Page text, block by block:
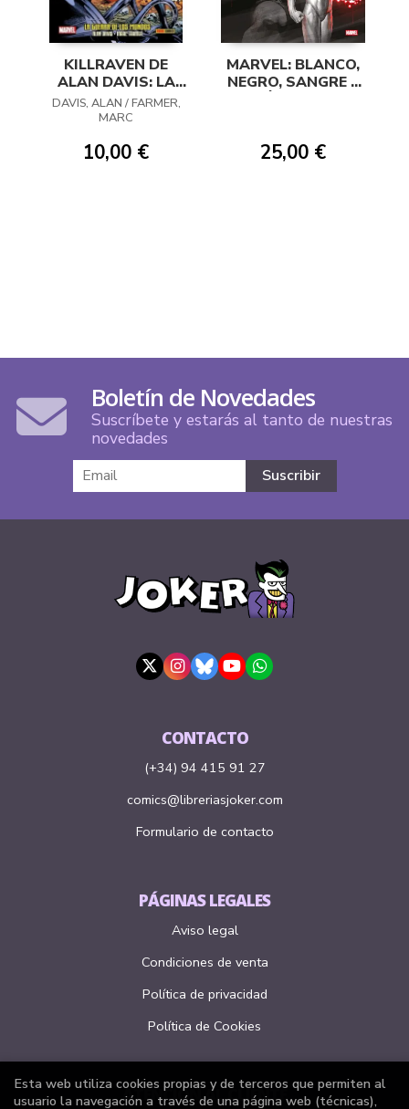
KILLRAVEN DE
ALAN DAVIS: LA
GUERRA DE LOS
MUNDOS
DAVIS, ALAN / FARMER,
MARC
10,00 €
MARVEL: BLANCO,
NEGRO, SANGRE Y
25,00 €
Boletín de Novedades
Suscríbete y estarás al tanto de nuestras
novedades
CONTACTO
(+34) 94 415 91 27
comics@libreriasjoker.com
Formulario de contacto
PÁGINAS LEGALES
Aviso legal
Condiciones de venta
Política de privacidad
Política de Cookies
ATENCIÓN AL CLIENTE
Esta web utiliza cookies propias y de terceros que permiten al
usuario la navegación a través de una página web (técnicas),